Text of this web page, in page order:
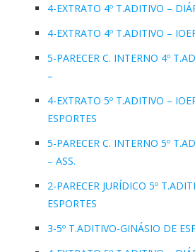
4-EXTRATO 4º T.ADITIVO –
4-EXTRATO 4º T.ADITIVO –
5-PARECER C. INTERNO 4º
–
4-EXTRATO 5º T.ADITIVO –
ESPORTES
5-PARECER C. INTERNO 5º
– ASS.
2-PARECER JURÍDICO 5º
ESPORTES
3-5º T.ADITIVO-GINÁSIO DE